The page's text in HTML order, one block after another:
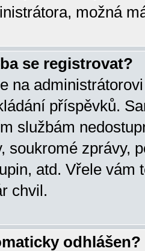
možná
se registrovat?
na
příspěvků.
službám
soukromé zprávy,
atd. Vřele vám
chvil.
odhlášen?